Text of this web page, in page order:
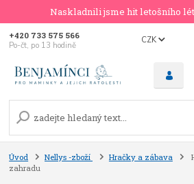
Naskladnili jsme hit letošního
CZK
+420 733 575 566
Po-čt, po 13 hodině
Úvod Nellys -zboží Hračky a zábava
zahradu